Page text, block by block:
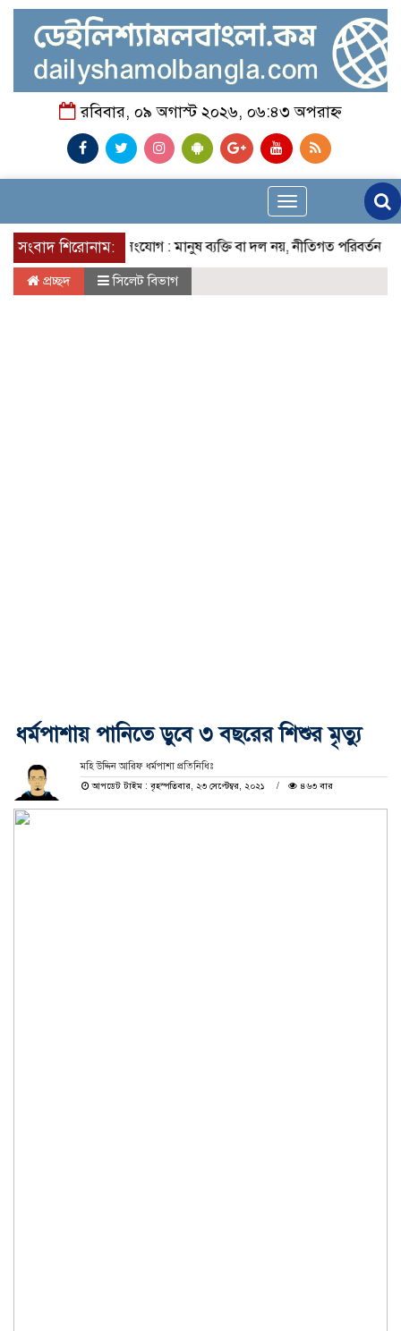
রবিবার, ০৯ অগাস্ট ২০২৬, ০৬:৪৩ অপরাহ্ন
Toggle
navigation
সংবাদ শিরোনাম:গণসংযোগ : মানুষ ব্যক্তি বা দল নয়, নীতিগত পরিবর্তন চায় -
প্রচ্ছদ সিলেট বিভাগ
ধর্মপাশায় পানিতে ডুবে ৩ বছরের শিশুর মৃত্যু
মহি উদ্দিন আরিফ ধর্মপাশা প্রতিনিধিঃ
আপডেট টাইম : বৃহস্পতিবার, ২৩ সেপ্টেম্বর, ২০২১
৪৬৩ বার